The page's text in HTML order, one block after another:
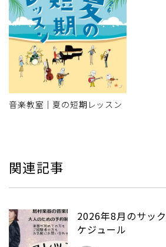
音楽教室｜夏の短期レッスン
関連記事
2026年8月のサッ
ケジュール